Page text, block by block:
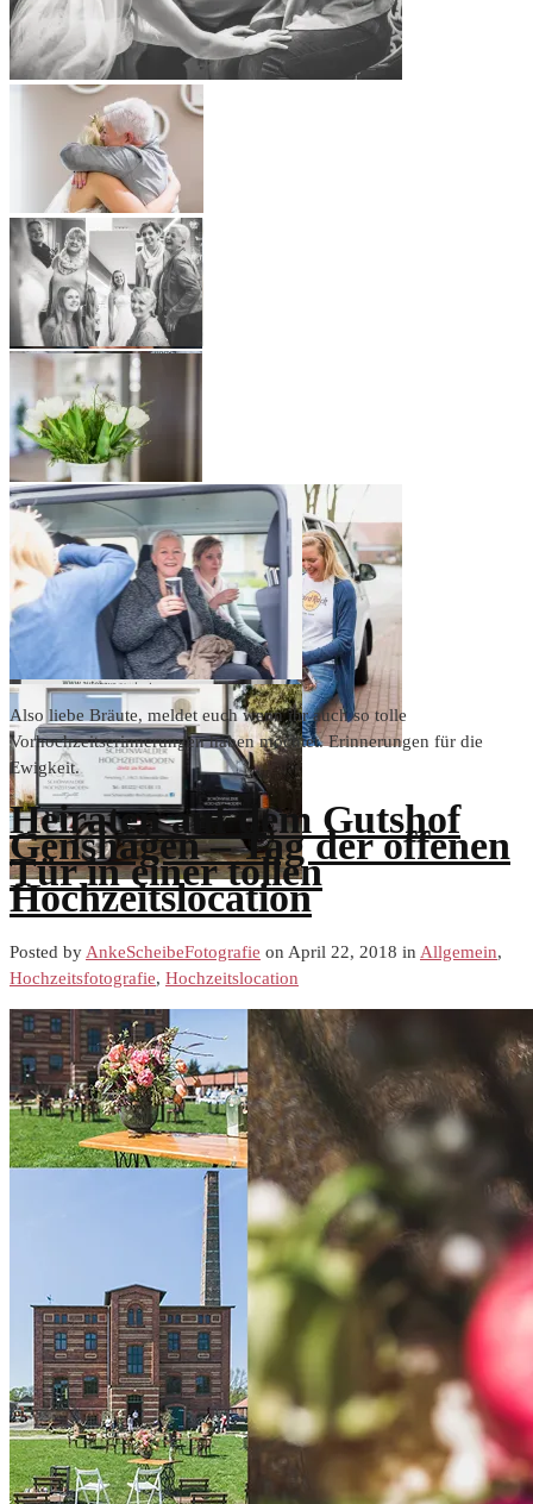
Also liebe Bräute, meldet euch wenn ihr auch so tolle
Vorhochzeitserinnerungen haben möchtet. Erinnerungen für die
Ewigkeit.
Heiraten auf dem Gutshof
Genshagen – Tag der offenen
Tür in einer tollen
Hochzeitslocation
Posted by AnkeScheibeFotografie on April 22, 2018 in Allgemein,
Hochzeitsfotografie, Hochzeitslocation